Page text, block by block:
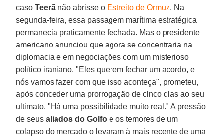
casoTeerã não abrisse o Estreito de Ormuz. Na
segunda-feira, essa passagem marítima estratégica
permanecia praticamente fechada. Mas o presidente
americano anunciou que agora se concentraria na
diplomacia e em negociações com um misterioso
político iraniano. "Eles querem fechar um acordo, e
nós vamos fazer com que isso aconteça", prometeu,
após conceder uma prorrogação de cinco dias ao seu
ultimato. "Há uma possibilidade muito real." A pressão
de seusaliados do Golfo e os temores de um
colapso do mercado o levaram à mais recente de uma